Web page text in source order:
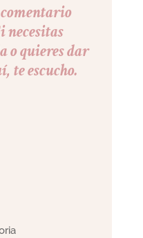
necesitas
o quieres dar
te escucho.